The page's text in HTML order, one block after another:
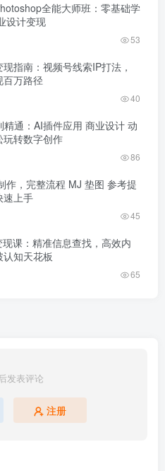
全能大师班：零基础学
设计变现
53
指南：视频号线索IP打法，
百万路径
40
精通：AI插件应用 商业设计 动
转数字创作
86
作，完整流程 MJ 垫图 参考提
速上手
45
课：精准信息查找，高效内
知天花板
65
发表评论
注册